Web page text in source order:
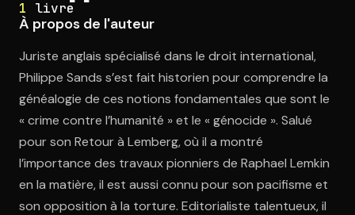
1 livre
À propos de l'auteur
Juriste anglais spécialisé dans le droit international,
Philippe Sands s’est fait historien pour comprendre la
généalogie de ces notions fondamentales que sont le
« crime contre l’humanité » et le « génocide ». Salué
pour son Retour à Lemberg, où il a montré
l’importance des travaux pionniers de Raphael Lemkin
en la matière, il est aussi connu pour son pacifisme et
son opposition à la torture. Editorialiste talentueux, il